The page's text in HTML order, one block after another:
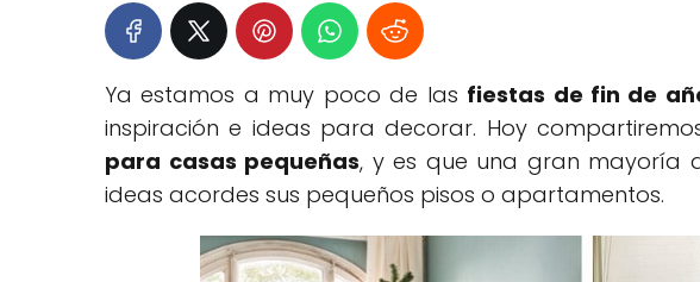
Ya estamos a muy poco de las fiestas de fin de
inspiración e ideas para decorar. Hoy
para casas pequeñas, y es que una gran mayoría
ideas acordes sus pequeños pisos o apartamentos.